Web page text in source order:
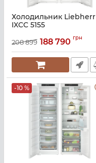
Холодильник Liebherr
IXCC 5155
208 899 188 790 грн
-10 %